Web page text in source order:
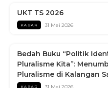
UKT TS 2026
KABAR 31 Mei 2026
Bedah Buku “Politik
Pluralisme Kita”:
Pluralisme di Kalangan
KABAR 31 Mei 2026